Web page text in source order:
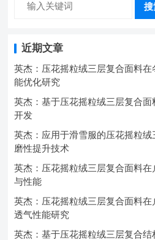
搜
近期文章
英杰：压花摇粒绒三层复合面料
能优化研究
英杰：基于压花摇粒绒三层复合
开发
英杰：应用于滑雪服的压花摇粒
磨性提升技术
英杰：压花摇粒绒三层复合面料
与性能
英杰：压花摇粒绒三层复合面料
透气性能研究
英杰：基于压花摇粒绒三层复合